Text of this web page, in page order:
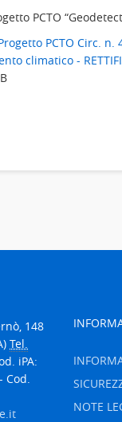
PCTO
PCTO Circ.
climatico -
148
Tel.
iPA:
Cod.
NOTE